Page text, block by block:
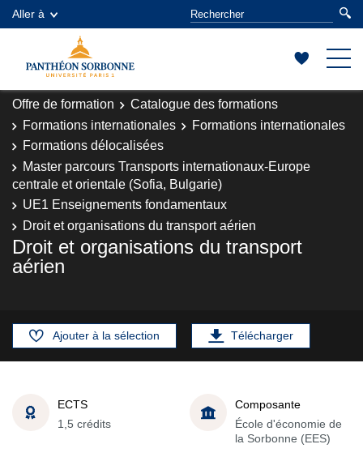
Aller à
Offre de formation
Catalogue des formations
Formations internationales
Formations internationales
Formations délocalisées
Master parcours Transports internationaux-Europe
centrale et orientale (Sofia, Bulgarie)
UE1 Enseignements fondamentaux
Droit et organisations du transport aérien
Droit et organisations du transport
aérien
Ajouter à la sélection Télécharger
ECTS
1,5 crédits
Composante
École d'économie de
la Sorbonne (EES)